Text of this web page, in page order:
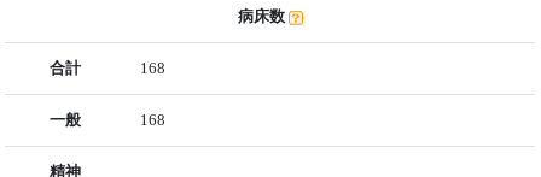
病床数
合計 168
一般 168
精神